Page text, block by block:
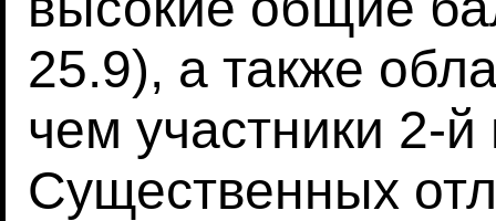
25.9), а также
чем участники 2-й
Существенных